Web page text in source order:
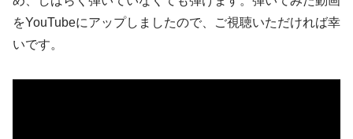
をYouTubeにアップしましたので、ご視聴いただければ幸
いです。